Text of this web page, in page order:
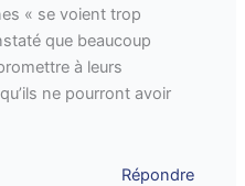
« se voient trop
que beaucoup
à leurs
ne pourront avoir
Répondre